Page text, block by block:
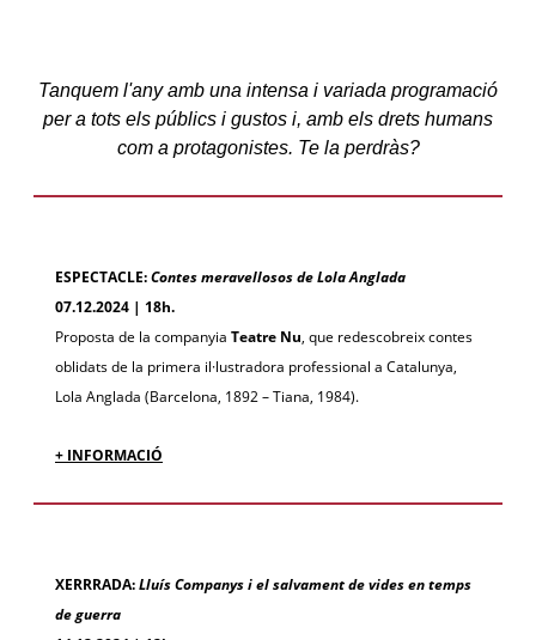
Tanquem l'any amb una intensa i variada programació
per a tots els públics i gustos i, amb els drets humans
com a protagonistes. Te la perdràs?
ESPECTACLE:Contes meravellosos de Lola Anglada
07.12.2024 | 18h.
Proposta de la companyia Teatre Nu, que redescobreix contes
oblidats de la primera il·lustradora professional a Catalunya,
Lola Anglada (Barcelona, 1892 – Tiana, 1984).
+ INFORMACIÓ
XERRRADA:Lluís Companys i el salvament de vides en temps
de guerra